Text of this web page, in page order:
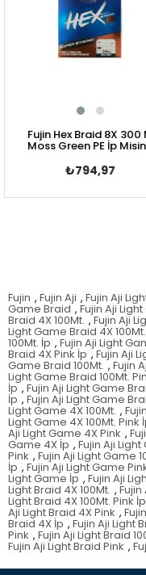
Fujin Hex Braid 8X 300 M
Moss Green PE İp Misina
₺794,97
Fujin , Fujin Aji , Fujin Aji
Game Braid , Fujin Aji
Braid 4X 100Mt. ,Fujin Aji
Light Game Braid 4X
100Mt. İp , Fujin Aji Light
Braid 4X Pink İp ,Fujin Aji
Game Braid 100Mt. , Fujin
Light Game Braid 100Mt.
İp , Fujin Aji Light Game
İp , Fujin Aji Light Game
Light Game 4X 100Mt. ,
Light Game 4X 100Mt. Pink
Aji Light Game 4X Pink ,
Game 4X İp , Fujin Aji Light
Pink , Fujin Aji Light Game
İp , Fujin Aji Light Game
Light Game İp , Fujin Aji
Light Braid 4X 100Mt. , Fujin
Light Braid 4X 100Mt. Pink İp
Aji Light Braid 4X Pink ,
Braid 4X İp , Fujin Aji Light
Pink , Fujin Aji Light Braid
Fujin Aji Light Braid Pink ,